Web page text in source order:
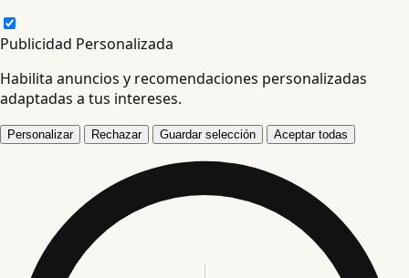
Publicidad Personalizada
Habilita anuncios y recomendaciones personalizadas
adaptadas a tus intereses.
Personalizar Rechazar Guardar selección Aceptar todas